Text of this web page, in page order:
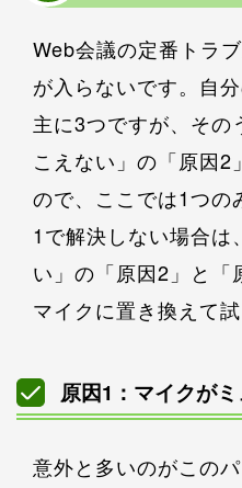
Web会議の定番トラ
が入らないです。自
主に3つですが、その
こえない」の「原因2
ので、ここでは1つの
1で解決しない場合は
い」の「原因2」と「
マイクに置き換えて
原因1：マイクが
意外と多いのがこの